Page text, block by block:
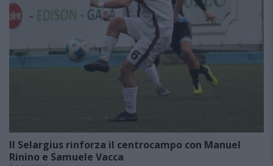
Il Selargius rinforza il centrocampo con Manuel
Rinino e Samuele Vacca